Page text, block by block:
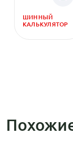
ШИННЫЙ
КАЛЬКУЛЯТОР